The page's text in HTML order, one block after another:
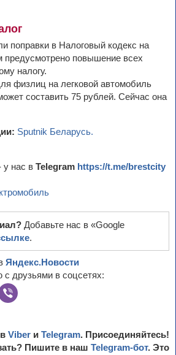
поправки в Налоговый кодекс на
повышение всех
налогу.
физлиц на легковой автомобиль
составить 75 рублей. Сейчас она
Sputnik Беларусь.
у нас в Telegram https://t.me/brestcity
Добавьте нас в «Google
.
Яндекс.Новости
друзьями в соцсетях:
Viber и Telegram. Присоединяйтесь!
Пишите в наш Telegram-бот. Это